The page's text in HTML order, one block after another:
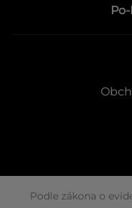
Podle zákona o